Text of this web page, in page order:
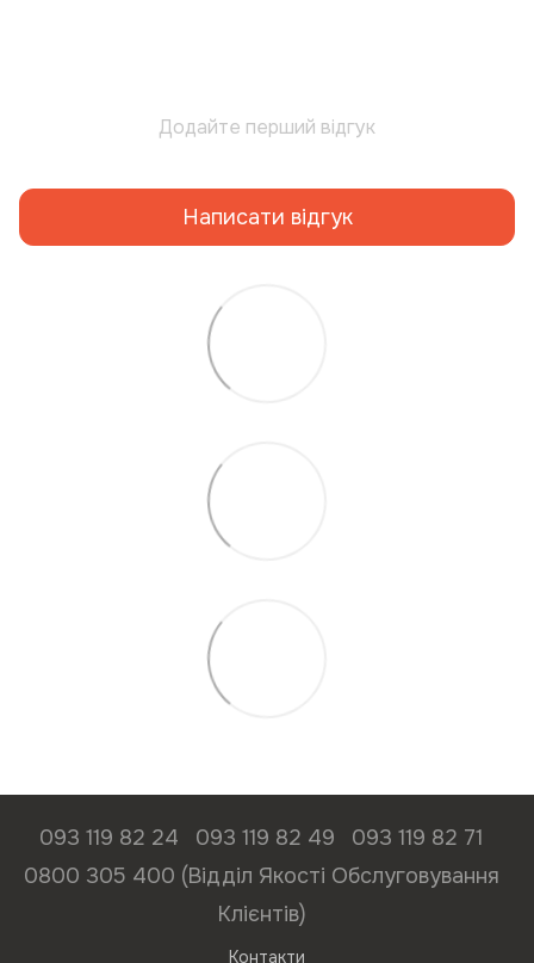
Додайте перший відгук
Написати відгук
093 119 82 24 093 119 82 49
093 119 82 71
0800 305 400 (Відділ Якості Обслуговування
Клієнтів)
Контакти